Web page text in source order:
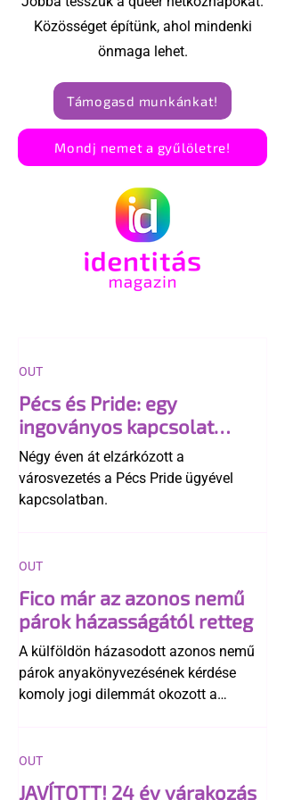
Közösséget építünk, ahol mindenki
önmaga lehet.
Támogasd munkánkat!
Mondj nemet a gyűlöletre!
Pécs és Pride: egy
ingoványos kapcsolat
története
Négy éven át elzárkózott a
városvezetés a Pécs Pride ügyével
kapcsolatban.
OUT
Fico már az azonos nemű
párok házasságától retteg
A külföldön házasodott azonos nemű
párok anyakönyvezésének kérdése
komoly jogi dilemmát okozott a
egyértelműen tiltja a házasságuk
elismerését. Közben az ellenzéken belül
OUT
JAVÍTOTT! 24 év várakozás
OUT